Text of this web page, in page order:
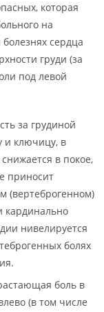
которая
на
сердца
груди (за
под левой
за грудиной
и ключицу, в
в покое,
приносит
(вертеброгенном)
кардинально
нивелируется
болях
боль в
(в том числе